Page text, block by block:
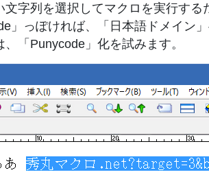
文字列を選択してマクロを実行する
」っぽければ、「日本語ドメイン
「Punycode」化を試みます。